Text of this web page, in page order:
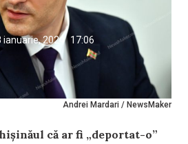
Andrei Mardari / NewsMaker
ianuarie, 2024 17:06
că ar fi „deportat-o”